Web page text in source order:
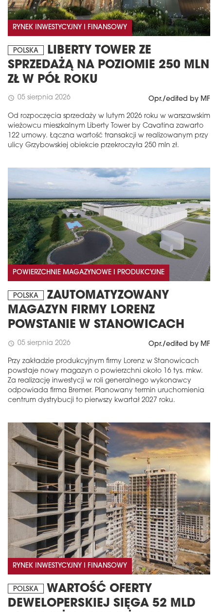
RYNEK INWESTYCYJNY I FINANSOWY
POLSKA
LIBERTY TOWER ZE
SPRZEDAŻĄ NA POZIOMIE 250 MLN
ZŁ W PÓŁ ROKU
schedule 05 sierpnia 2026 Opr./edited by MF
Od rozpoczęcia sprzedaży w lutym 2026 roku w warszawskim
wieżowcu mieszkalnym Liberty Tower by Cavatina zawarto
122 umowy. Łączna wartość transakcji w realizowanym przy
ulicy Grzybowskiej obiekcie przekroczyła 250 mln zł.
POWIERZCHNIE MAGAZYNOWE I PRODUKCYJNE
POLSKA
ZAUTOMATYZOWANY
MAGAZYN FIRMY LORENZ
POWSTANIE W STANOWICACH
schedule 05 sierpnia 2026 Opr./edited by MF
Przy zakładzie produkcyjnym firmy Lorenz w Stanowicach
powstaje nowy magazyn o powierzchni około 16 tys. mkw.
Za realizację inwestycji w roli generalnego wykonawcy
odpowiada firma Bremer. Planowany termin uruchomienia
centrum dystrybucji to pierwszy kwartał 2027 roku.
RYNEK INWESTYCYJNY I FINANSOWY
POLSKA
WARTOŚĆ OFERTY
DEWELOPERSKIEJ SIĘGA 52 MLD